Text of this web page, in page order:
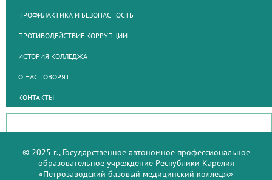
ПРОФИЛАКТИКА И БЕЗОПАСНОСТЬ
ПРОТИВОДЕЙСТВИЕ КОРРУПЦИИ
ИСТОРИЯ КОЛЛЕДЖА
О НАС ГОВОРЯТ
КОНТАКТЫ
© 2025 г., Государственное автономное профессиональное
образовательное учреждение Республики Карелия
«Петрозаводский базовый медицинский колледж»